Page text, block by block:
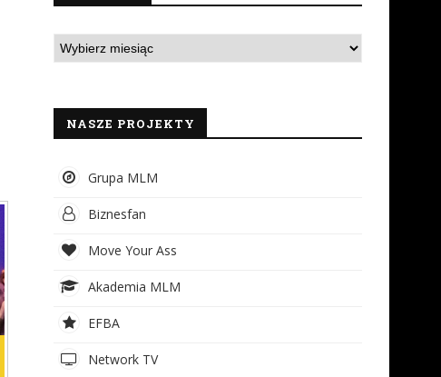
NASZE PROJEKTY
Grupa MLM
Biznesfan
Move Your Ass
Akademia MLM
EFBA
Network TV